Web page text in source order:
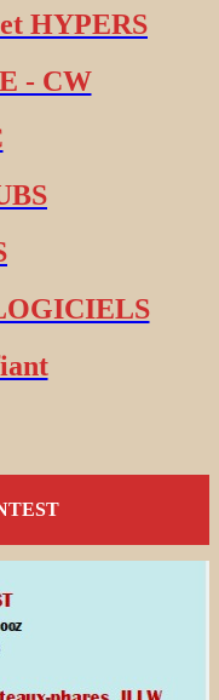
HYPERS
- CW